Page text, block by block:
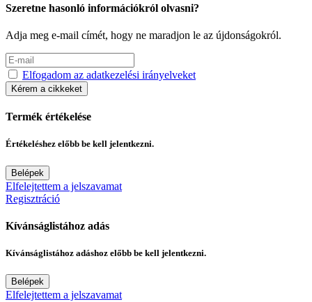
Szeretne hasonló információkról olvasni?
Adja meg e-mail címét, hogy ne maradjon le az újdonságokról.
Elfogadom az adatkezelési irányelveket
Kérem a cikkeket
Termék értékelése
Értékeléshez előbb be kell jelentkezni.
Belépek
Elfelejtettem a jelszavamat
Regisztráció
Kívánságlistához adás
Kívánságlistához adáshoz előbb be kell jelentkezni.
Belépek
Elfelejtettem a jelszavamat